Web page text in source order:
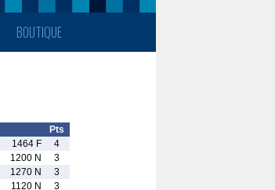
BOUTIQUE
Pts
1464 F
4
1200 N
3
1270 N
3
1120 N 3